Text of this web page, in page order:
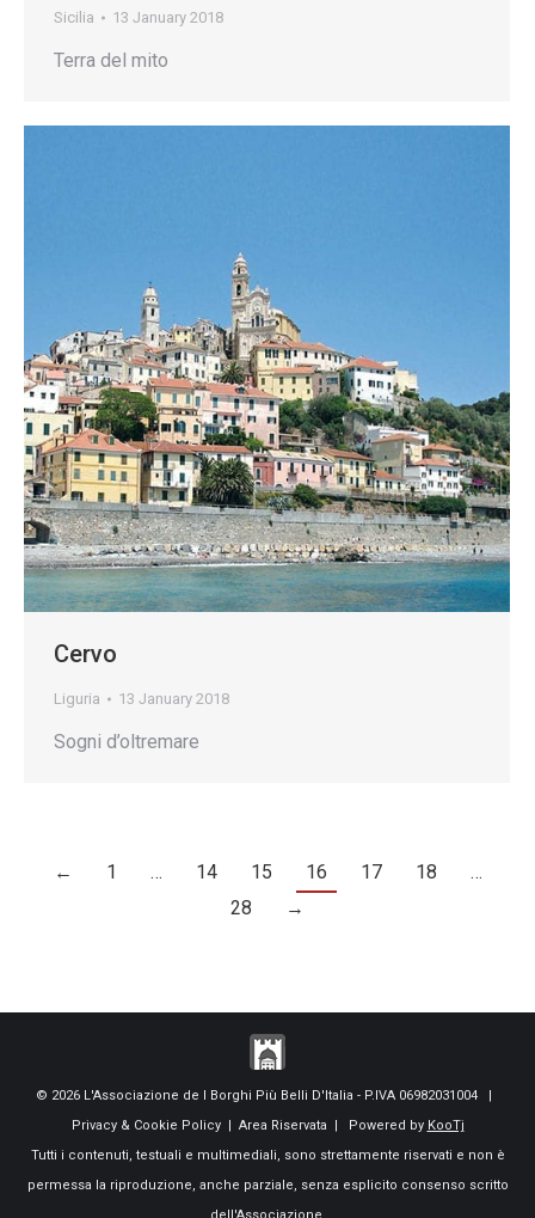
Sicilia 13 January 2018
Terra del mito
Cervo
Liguria 13 January 2018
Sogni d’oltremare
← 1 … 14 15 16 17 18
…
28
→
© 2026 L'Associazione de I Borghi Più Belli D'Italia - P.IVA 06982031004 |
Privacy & Cookie Policy| Area Riservata | Powered by KooTj
Tutti i contenuti, testuali e multimediali, sono strettamente riservati e non è
permessa la riproduzione, anche parziale, senza esplicito consenso scritto